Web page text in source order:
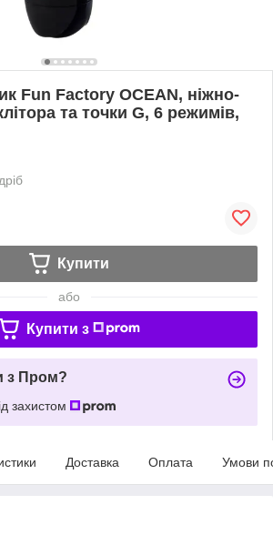
Fun Factory OCEAN, ніжно-
та точки G, 6 режимів,
Купити
або
Купити з
з Пром?
захистом
Доставка Оплата Умови